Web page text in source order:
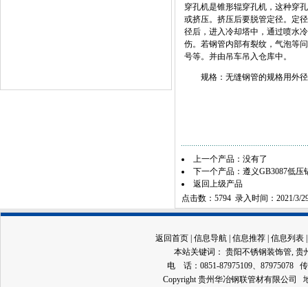
穿孔机是锥形辊穿孔机，这种穿
或挤压。挤压后要脱管定径。定
径后，进入冷却塔中，通过喷水
伤。若钢管内部有裂纹，气泡等
号等。并由吊车吊入仓库中。
规格：无缝钢管的规格用外径
上一个产品：没有了
下一个产品： 遵义GB3087低压
返回上级产品
点击数：5794 录入时间：2021/3/
返回首页 | 信息导航 | 信息推荐 | 信息列表
本站关键词： 贵阳不锈钢装饰管 贵
电 话：0851-87975109、87975078
Copyright 贵州华冶钢联管材有限公